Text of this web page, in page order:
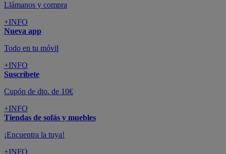
Llámanos y compra
+INFO
Nueva app
Todo en tu móvil
+INFO
Suscríbete
Cupón de dto. de 10€
+INFO
Tiendas de sofás y muebles
¡Encuentra la tuya!
+INFO